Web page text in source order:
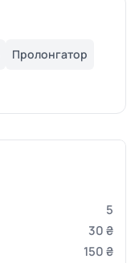
Пролонгатор
5
30 ₴
150 ₴